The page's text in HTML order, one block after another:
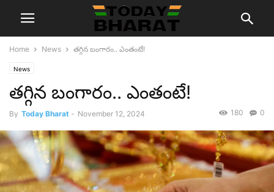
Home News తగ్గిన బంగారం.. ఎంతంటే!
News
తగ్గిన బంగారం.. ఎంతంటే!
By Today Bharat - November 12, 2024 0
180